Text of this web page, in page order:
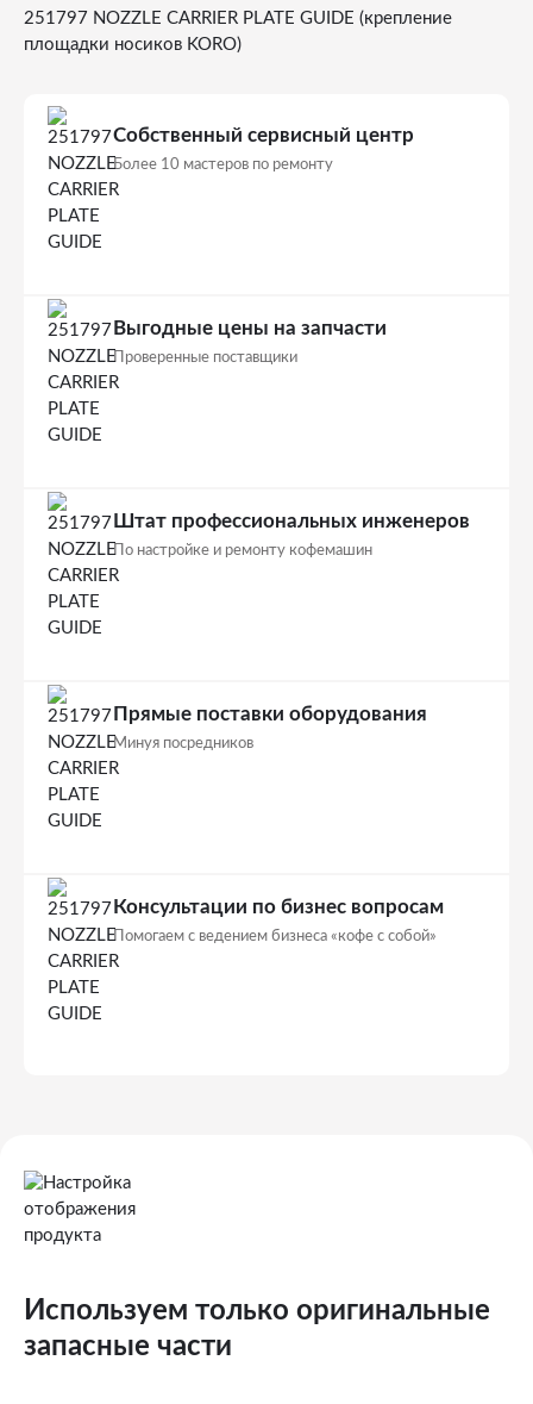
251797 NOZZLE CARRIER PLATE GUIDE (крепление
площадки носиков KORO)
Собственный сервисный центр
Более 10 мастеров по ремонту
Выгодные цены на запчасти
Проверенные поставщики
Штат профессиональных инженеров
По настройке и ремонту кофемашин
Прямые поставки оборудования
Минуя посредников
Консультации по бизнес вопросам
Помогаем с ведением бизнеса «кофе с собой»
Используем только оригинальные
запасные части